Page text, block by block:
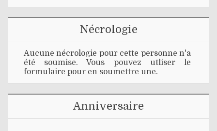
Nécrologie
Aucune nécrologie pour cette personne n'a
été soumise. Vous pouvez utliser le
formulaire pour en soumettre une.
Anniversaire